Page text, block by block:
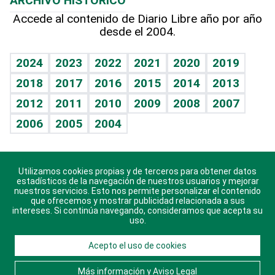
Hablando con el pediatra
Vida y familia
Eñe
Celebrando la vida
Sin complejos
En pocas palabras
Escuchando al corazón
Economía Personal
TBT Deportivo
Más firmas
Hecho en casa
Guía del dinero
Cumpleaños
Horóscopos
Crucigramas
Accede al contenido de Diario Libre año por año
desde el 2004.
2024 2023 2022 2021 2020
2019
2018
2017 2016 2015 2014
2013
2012
2011 2010 2009 2008
2007
2006
2005 2004
Descarga nuestras aplicaciones para Android, iOS y
sistema Huawei.
© 2021 Diario Libre, todos los derechos reservados.
Consulta elAviso Legal. Ponte en Contacto
Utilizamos cookies propias y de terceros para obtener datos
estadísticos de la navegación de nuestros usuarios y mejorar
nuestros servicios. Esto nos permite personalizar el contenido
que ofrecemos y mostrar publicidad relacionada a sus
intereses. Si continúa navegando, consideramos que acepta su
uso.
Acepto el uso de cookies
Más información y Aviso Legal